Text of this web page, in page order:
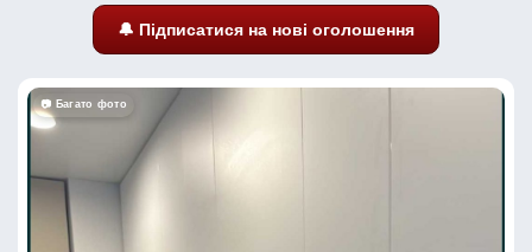
🔔 Підписатися на нові оголошення
📷 Багато фото